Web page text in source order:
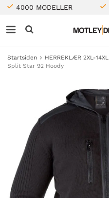
4000 MODELLER
Startsiden HERREKLÆR 2XL-14XL
Split Star 92 Hoody